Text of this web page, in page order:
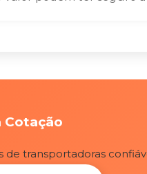
Cotação
de transportadoras